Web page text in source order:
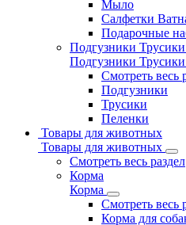
Мыло
Салфетки
Подарочные
Подгузники
Подгузники
Смотреть весь
Подгузники
Трусики
Пеленки
Товары для животных
Товары для животных
Смотреть весь раздел
Корма
Корма
Смотреть весь
Корма для